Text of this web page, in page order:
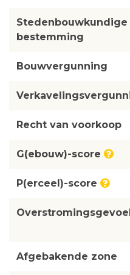
Stedenbouwkundige
bestemming
Bouwvergunning
Recht van voorkoop
G(ebouw)-score
P(erceel)-score
Afgebakende zone